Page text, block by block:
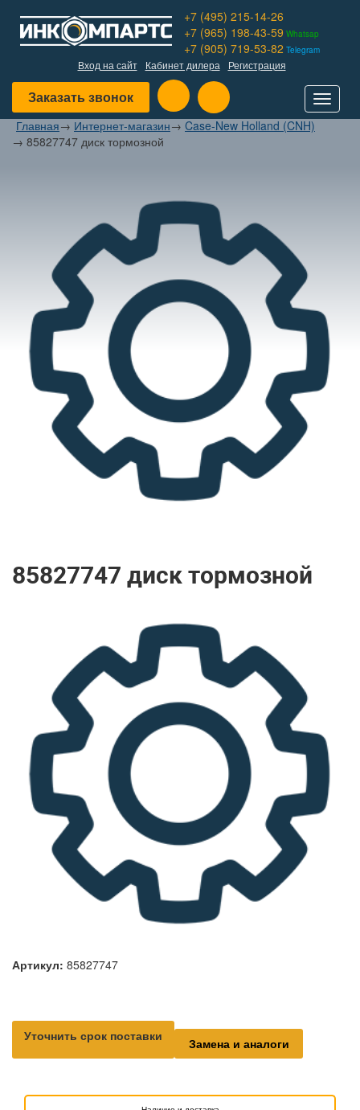
+7 (495) 215-14-26
+7 (965) 198-43-59 Whatsap
+7 (905) 719-53-82 Telegram
Вход на сайт Кабинет дилера Регистрация
Заказать звонок
Toggle
Главная→ Интернет-магазин→ Case-New Holland (CNH)
→ 85827747 диск тормозной
85827747 диск тормозной
Артикул: 85827747
Уточнить срок поставки Замена и аналоги